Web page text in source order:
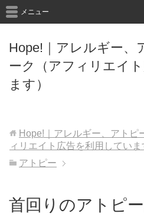
Hope!｜アレルギー、
ーク（アフィリエイ
ます）
メニュー
Hope!｜アレルギー、アトピ
ィリエイト広告を利用していま
アトピー
首回りのアトピ